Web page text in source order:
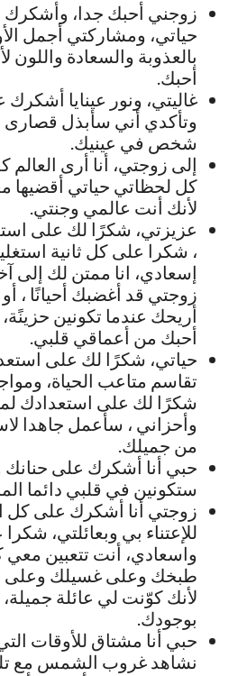
زوجني أحبك جدا، وأشكرك
حياتي، ومشاركتي أجمل
بالعذوبة والسعادة واللون
أحبك.
غاليتي، ونور عينايا
وتأكدي أني سأبذل
شخص في عينيك.
إلى زوجتي، أنا أرى العالم
كل لحظاتي حياتي أقضيها
لأنك أنت عالمي وجنتي.
عزيزتي، شكرًا لك على
، شكرا على كل ثانية
إسعادي، انا ممتن لك إلى
زوجتي قد أغضبك أحيانًا ،
أريحك عندما تكونين
أحبك من أعماقي قلبي.
حياتي، شكرًا لك على
تقاسم متاعب الحياة،
شكرًا لك على استعدادك
وأحزاني ، سأعمل جاهدا
من جميلك.
حبي أنا أشكرك على حنانك
ستكونين في قلبي دائما
زوجتي أنا أشكرك على كل
للإعتناء بي وبعائلتي،
واسعادي، أنت تتعبين معي
طبخك وعلى غسيلك وعلى
لأنك كوّنت لي عائلة
بوجودك.
حبي أنا مشتاق للأوقات
نشاهد غروب الشمس مع